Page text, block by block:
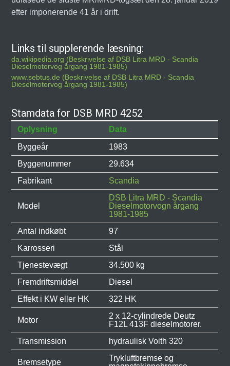
efter imponerende 41 år i drift.
Links til supplerende læsning:
da.wikipedia.org (Beskrivelse af DSB Litra MRD - Scandia
Dieselmotorvog årgang 1981-1985)
www.sebtus.de (Beskrivelse af DSB Litra MRD - Scandia
Dieselmotorvog årgang 1981-1985)
Stamdata for DSB MRD 4252
Oplysning
Data
Byggeår
1983
Byggenummer
29.634
Fabrikant
Scandia
Model
DSB Litra MRD - Scandia
Dieselmotorvogn årgang
1981-1985
Antal indkøbt
97
Karrosseri
Stål
Tjenestevægt
34.500 kg
Fremdriftsmiddel
Diesel
Effekt i KW eller HK
322 HK
Motor
2 x 12-cylindrede Deutz
F12L 413F dieselmotorer.
Transmission
hydraulisk Voith 320
Bremsetype
Trykluftbremse og